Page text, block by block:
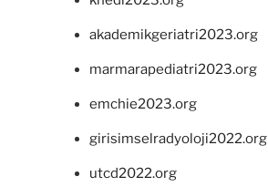
akademikgeriatri2023.org
marmarapediatri2023.org
emchie2023.org
girisimselradyoloji2022.org
utcd2022.org